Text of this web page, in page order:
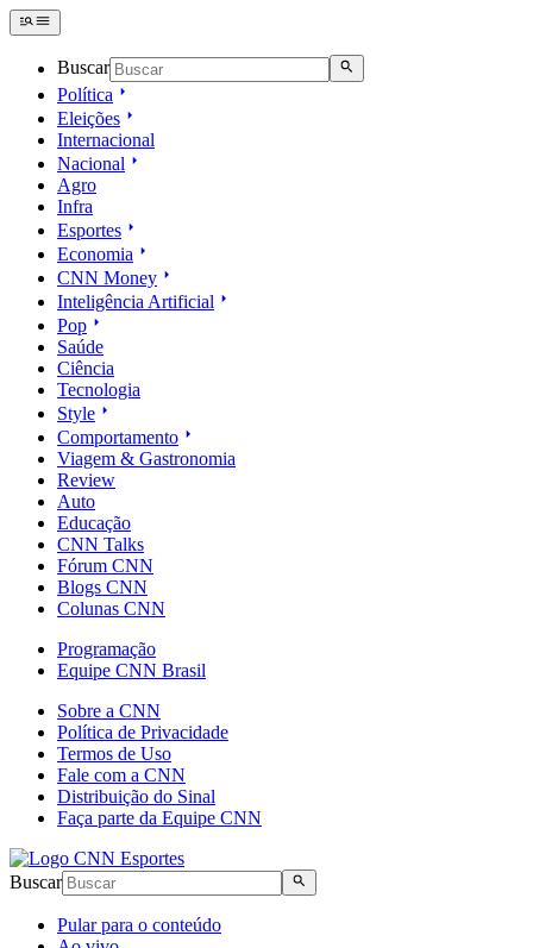
Buscar
Política
Eleições
Internacional
Nacional
Agro
Infra
Esportes
Economia
CNN Money
Inteligência Artificial
Pop
Saúde
Ciência
Tecnologia
Style
Comportamento
Viagem & Gastronomia
Review
Auto
Educação
CNN Talks
Fórum CNN
Blogs CNN
Colunas CNN
Programação
Equipe CNN Brasil
Sobre a CNN
Política de Privacidade
Termos de Uso
Fale com a CNN
Distribuição do Sinal
Faça parte da Equipe CNN
Buscar
Pular para o conteúdo